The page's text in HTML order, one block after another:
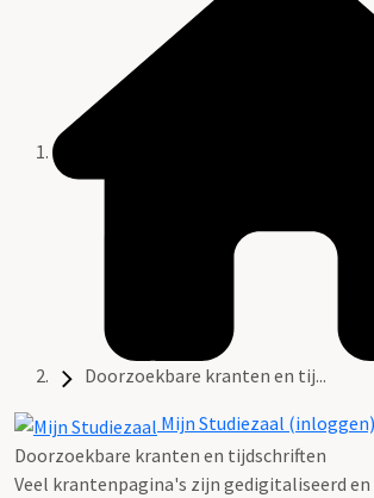
Doorzoekbare kranten en tij...
Mijn Studiezaal (inloggen)
Doorzoekbare kranten en tijdschriften
Veel krantenpagina's zijn gedigitaliseerd en